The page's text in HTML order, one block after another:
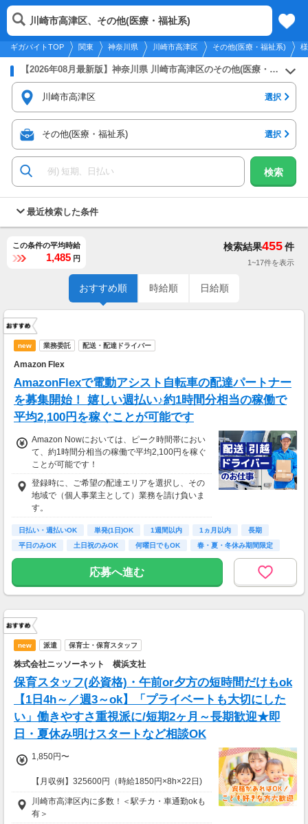
2026年8月7日更新
関東
メニュー
ギガバイトTOP 関東 神奈川県 川崎市高津区 その他(医療・福祉系)
川崎市高津区、その他(医療・福祉系)
【2026年08月最新版】神奈川県 川崎市高津区のその他(医療・福祉系)のバイト・アルバイト・パートの求人募集情報
川崎市高津区 選択
その他(医療・福祉系) 選択
検索
最近検索した条件
この条件の平均時給
1,485 円
検索結果455件
1~17件を表示
おすすめ順 時給順 日給順
new 業務委託 配送・配達ドライバー
Amazon Flex
AmazonFlexで電動アシスト自転車の配達パートナー
を募集開始！ 嬉しい週払い♪約1時間分相当の稼働で
平均2,100円を稼ぐことが可能です
Amazon Nowにおいては、ピーク時間帯におい
て、約1時間分相当の稼働で平均2,100円を稼ぐ
ことが可能です！
登録時に、ご希望の配達エリアを選択し、その
地域で（個人事業主として）業務を請け負いま
す。
日払い・週払いOK 単発(1日)OK 1週間以内 1ヵ月以内
長期
平日のみOK
土日祝のみOK 何曜日でもOK 春・夏・冬休み期間限定
応募へ進む
new 派遣 保育士・保育スタッフ
株式会社ニッソーネット 横浜支社
保育スタッフ(必資格)・午前or夕方の短時間だけもok
【1日4h～／週3～ok】「プライベートも大切にした
い」働きやすさ重視派に/短期2ヶ月～長期歓迎★即
日・夏休み明けスタートなど相談OK
1,850円〜
【月収例】325600円（時給1850円×8h×22日)
7：00～19：00で1日4ｈ～、週3～5日(週20h
以上)
川崎市高津区内に多数！＜駅チカ・車通勤okも
有＞